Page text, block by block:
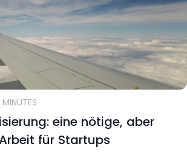
eine nötige, aber
für Startups